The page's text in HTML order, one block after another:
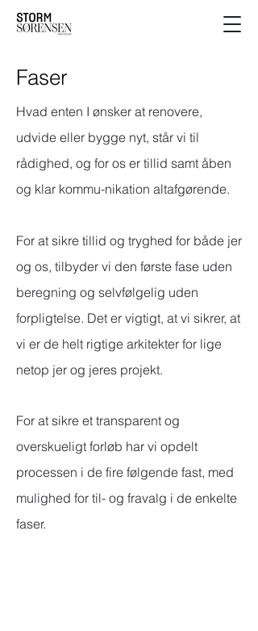
Faser
Hvad enten I ønsker at renovere,
udvide eller bygge nyt, står vi til
rådighed, og for os er tillid samt åben
og klar kommu-nikation altafgørende.
For at sikre tillid og tryghed for både jer
og os, tilbyder vi den første fase uden
beregning og selvfølgelig uden
forpligtelse. Det er vigtigt, at vi sikrer, at
vi er de helt rigtige arkitekter for lige
netop jer og jeres projekt.
For at sikre et transparent og
overskueligt forløb har vi opdelt
processen i de fire følgende fast, med
mulighed for til- og fravalg i de enkelte
faser.